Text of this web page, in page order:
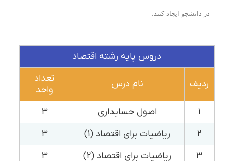
در دانشجو ایجاد کنند.
دروس پایه رشته اقتصاد
ردیف نام درس
تعداد
واحد
۱
اصول حسابداری
۳
۲
ریاضیات برای اقتصاد (۱)
۳
۳
ریاضیات برای اقتصاد (۲)
۳